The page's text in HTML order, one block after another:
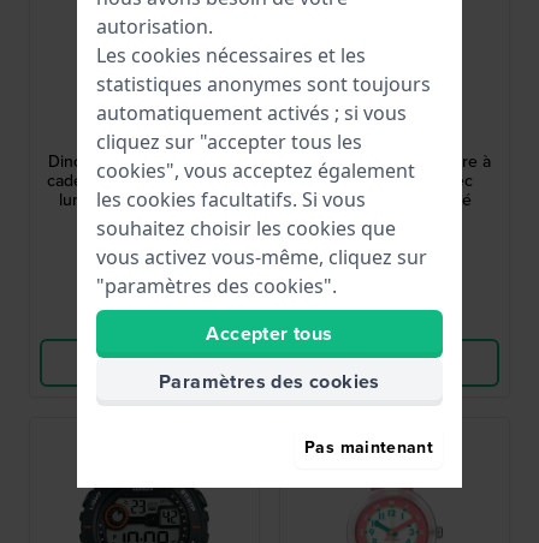
Flik Flak
FPNP176
Dino Diner 30 mm Coffret
cadeau : montre et boîte à
lunch sur le thème des
dinoïdes
60,00 €
● En stock
Voir les produits
Garonne Kids
KV33Q479
Love Girl 27 mm Montre à
quartz pour fille avec
cadran cœur pailleté
44,95 €
● En stock
Comparer
Voir les produits
autorisation.
Les cookies nécessaires et les
statistiques anonymes sont toujours
automatiquement activés ; si vous
cliquez sur "accepter tous les
cookies", vous acceptez également
les cookies facultatifs. Si vous
souhaitez choisir les cookies que
vous activez vous-même, cliquez sur
"paramètres des cookies".
Accepter tous
Paramètres des cookies
Pas maintenant